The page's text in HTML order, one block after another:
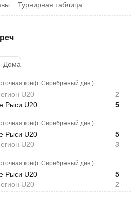
Турнирная таблица
Дома
конф. Серебряный див.)
U20
Рыси U20
2
5
конф. Серебряный див.)
Рыси U20
U20
5
3
конф. Серебряный див.)
Рыси U20
U20
5
2